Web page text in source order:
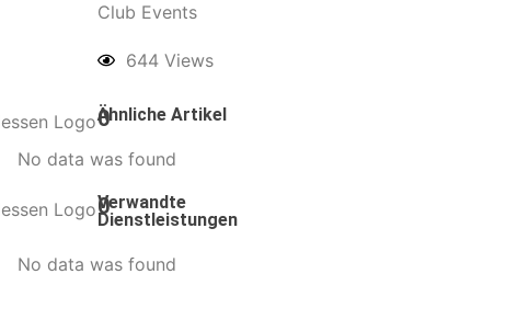
Club Events
644 Views
Ähnliche Artikel
0
No data was found
Verwandte
Dienstleistungen
0
No data was found